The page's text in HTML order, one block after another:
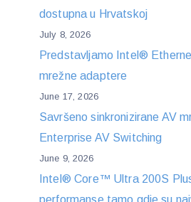
dostupna u Hrvatskoj
July 8, 2026
Predstavljamo Intel®
mrežne adaptere
June 17, 2026
Savršeno sinkronizirane AV
Enterprise AV Switching
June 9, 2026
Intel® Core™ Ultra 200S
performanse tamo gdje su